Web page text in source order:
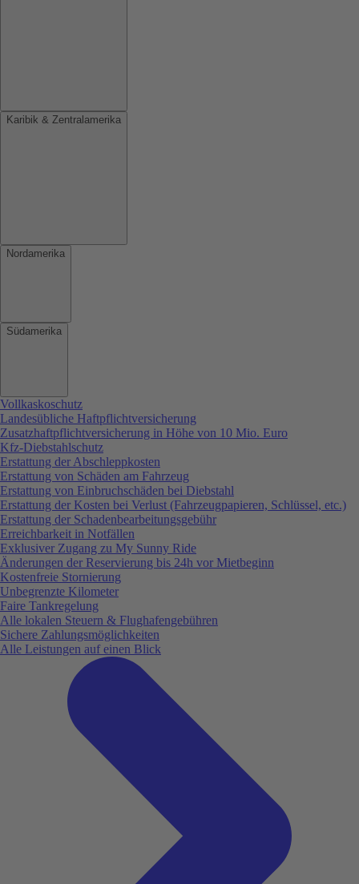
Karibik & Zentralamerika
Nordamerika
Südamerika
Vollkaskoschutz
Landesübliche Haftpflichtversicherung
Zusatzhaftpflichtversicherung in Höhe von 10 Mio. Euro
Kfz-Diebstahlschutz
Erstattung der Abschleppkosten
Erstattung von Schäden am Fahrzeug
Erstattung von Einbruchschäden bei Diebstahl
Erstattung der Kosten bei Verlust (Fahrzeugpapieren, Schlüssel, etc.)
Erstattung der Schadenbearbeitungsgebühr
Erreichbarkeit in Notfällen
Exklusiver Zugang zu My Sunny Ride
Änderungen der Reservierung bis 24h vor Mietbeginn
Kostenfreie Stornierung
Unbegrenzte Kilometer
Faire Tankregelung
Alle lokalen Steuern & Flughafengebühren
Sichere Zahlungsmöglichkeiten
Alle Leistungen auf einen Blick